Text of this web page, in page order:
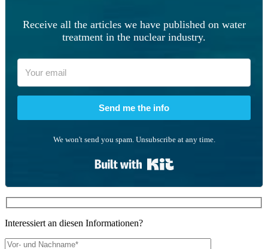
Receive all the articles we have published on water
treatment in the nuclear industry.
Send me the info
We won't send you spam. Unsubscribe at any time.
Interessiert an diesen Informationen?